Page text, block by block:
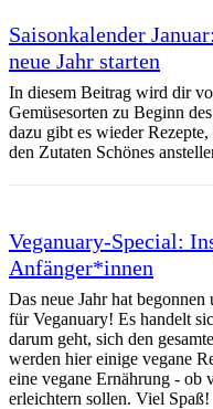
Saisonkalender
neue Jahr starten
In diesem Beitrag wird dir
Gemüsesorten zu Beginn
dazu gibt es wieder
den Zutaten Schönes
Veganuary-Special:
Anfänger*innen
Das neue Jahr hat
für Veganuary! Es handelt
darum geht, sich den
werden hier einige vegane
eine vegane Ernährung - ob
erleichtern sollen. Viel Spaß!